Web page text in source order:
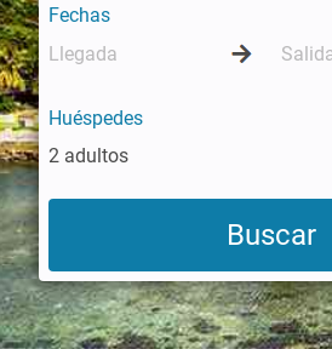
Fechas
Huéspedes
2 adultos